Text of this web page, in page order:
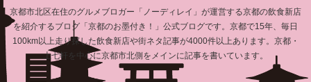
京都市北区在住のグルメブロガー「ノーディレイ」が運営する京都の飲食新店
を紹介するブログ「京都のお墨付き！」公式ブログです。京都で15年、毎日
100km以上走り探した飲食新店や街ネタ記事が4000件以上あります。京都・
上七軒を中心に京都市北側をメインに記事を書いています。